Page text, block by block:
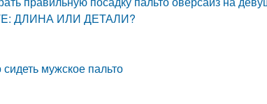
ДЛИНА ИЛИ ДЕТАЛИ?
мужское пальто